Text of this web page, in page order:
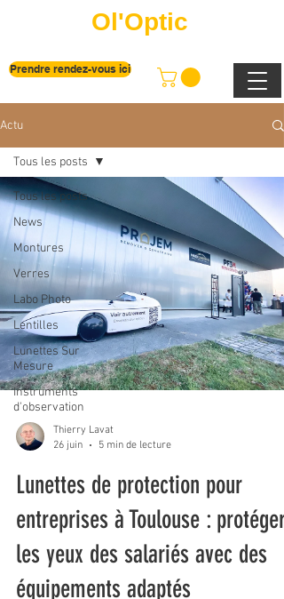
Prendre rendez-vous ici
Ol'Optic
Actu
Tous les posts
News
Montures
Verres
Labo Photo
Lentilles
Lunettes Sur
Mesure
Instruments
d'observation
Tous les posts
Thierry Lavat
26 juin
5 min de lecture
Lunettes de protection pour
entreprises à Toulouse : protéger
les yeux des salariés avec des
équipements adaptés